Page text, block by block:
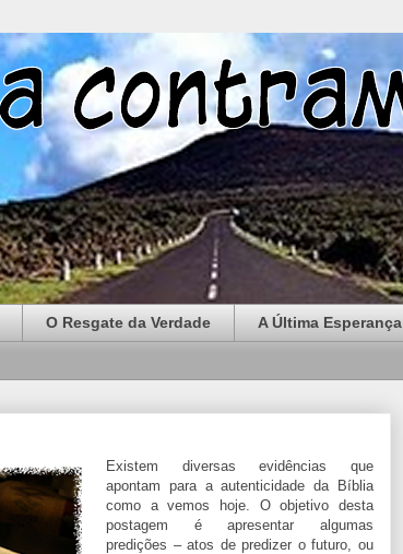
O Resgate da Verdade A Última Esperança
Existem diversas evidências que
apontam para a autenticidade da Bíblia
como a vemos hoje. O objetivo desta
postagem é apresentar algumas
predições – atos de predizer o futuro, ou